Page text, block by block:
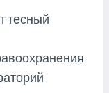
тесный